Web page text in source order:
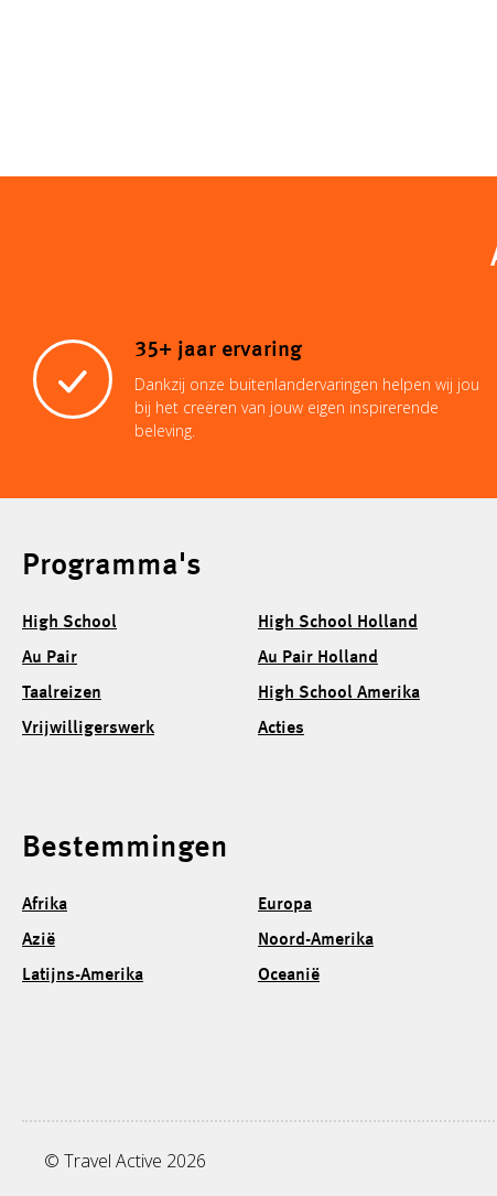
35+ jaar ervaring
Dankzij onze buitenlandervaringen helpen wij jou
bij het creëren van jouw eigen inspirerende
beleving.
Programma's
High School
Au Pair
Taalreizen
Vrijwilligerswerk
High School Holland
Au Pair Holland
High School Amerika
Acties
Bestemmingen
Afrika
Azië
Latijns-Amerika
Europa
Noord-Amerika
Oceanië
© Travel Active 2026